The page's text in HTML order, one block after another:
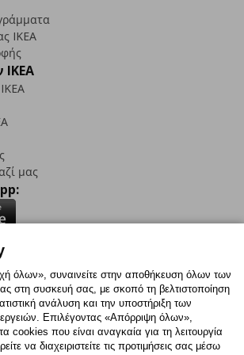
IKEA
IKEA
μας
YoutubePinterestTwitter
όλων», συναινείτε στην αποθήκευση όλων των
στη συσκευή σας, με σκοπό τη βελτιστοποίηση
ανάλυση και την υποστήριξη των
Επιλέγοντας «Απόρριψη όλων»,
cookies που είναι αναγκαία για τη λειτουργία
να διαχειριστείτε τις προτιμήσεις σας μέσω